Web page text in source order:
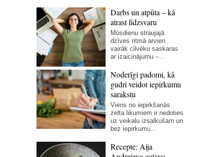
Darbs un atpūta – kā
atrast līdzsvaru
Mūsdienu straujajā
dzīves ritmā arvien
vairāk cilvēku saskaras
ar izaicinājumu –...
Noderīgi padomi, kā
gudri veidot iepirkumu
sarakstu
Viens no iepirkšanās
zelta likumiem ir nedoties
uz veikalu izsalkušam un
bez iepirkumu...
Recepte: Aija